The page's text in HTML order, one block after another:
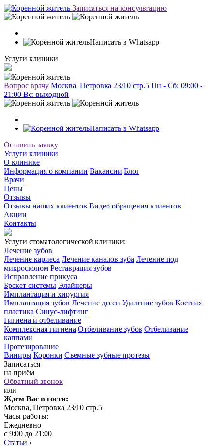
Записаться на консультацию
Написать в Whatsapp
Услуги клиники
Вопрос врачу Москва, Петровка 23/10 стр.5 Пн - Сб: 09:00 -
21:00 Вc: выходной
Написать в Whatsapp
Оставить заявку
Услуги клиники
О клинике
Информация о компании Вакансии Блог
Врачи
Цены
Отзывы
Отзывы наших клиентов Видео обращения клиентов
Акции
Контакты
Услуги стоматологической клиники:
Лечение зубов
Лечение кариеса Лечение каналов зуба Лечение под
микроскопом Реставрация зубов
Исправление прикуса
Брекет системы Элайнеры
Имплантация и хирургия
Имплантация зубов Лечение десен Удаление зубов Костная
пластика Синус-лифтинг
Гигиена и отбеливание
Комплексная гигиена Отбеливание зубов Отбеливание
каппами
Протезирование
Виниры Коронки Съемные зубные протезы
Записаться
на приём
Обратный звонок
или
Ждем Вас в гости:
Москва, Петровка 23/10 стр.5
Часы работы:
Ежедневно
с 9:00 до 21:00
Статьи ›